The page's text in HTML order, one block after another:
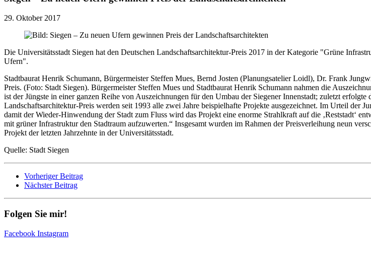
29. Oktober 2017
Die Universitätsstadt Siegen hat den Deutschen Landschaftsarchitektur-Preis 2017 in der Kategorie "Grüne
Ufern".
Stadtbaurat Henrik Schumann, Bürgermeister Steffen Mues, Bernd Josten (Planungsatelier Loidl), Dr. Frank
Preis. (Foto: Stadt Siegen). Bürgermeister Steffen Mues und Stadtbaurat Henrik Schumann nahmen die
ist der Jüngste in einer ganzen Reihe von Auszeichnungen für den Umbau der Siegener Innenstadt; zuletzt
Landschaftsarchitektur-Preis werden seit 1993 alle zwei Jahre beispielhafte Projekte ausgezeichnet. Im Urteil der
damit der Wieder-Hinwendung der Stadt zum Fluss wird das Projekt eine enorme Strahlkraft auf die ‚Reststadt‘
mit grüner Infrastruktur den Stadtraum aufzuwerten.“ Insgesamt wurden im Rahmen der Preisverleihung neun
Projekt der letzten Jahrzehnte in der Universitätsstadt.
Quelle: Stadt Siegen
Vorheriger Beitrag
Nächster Beitrag
Folgen Sie mir!
Facebook Instagram